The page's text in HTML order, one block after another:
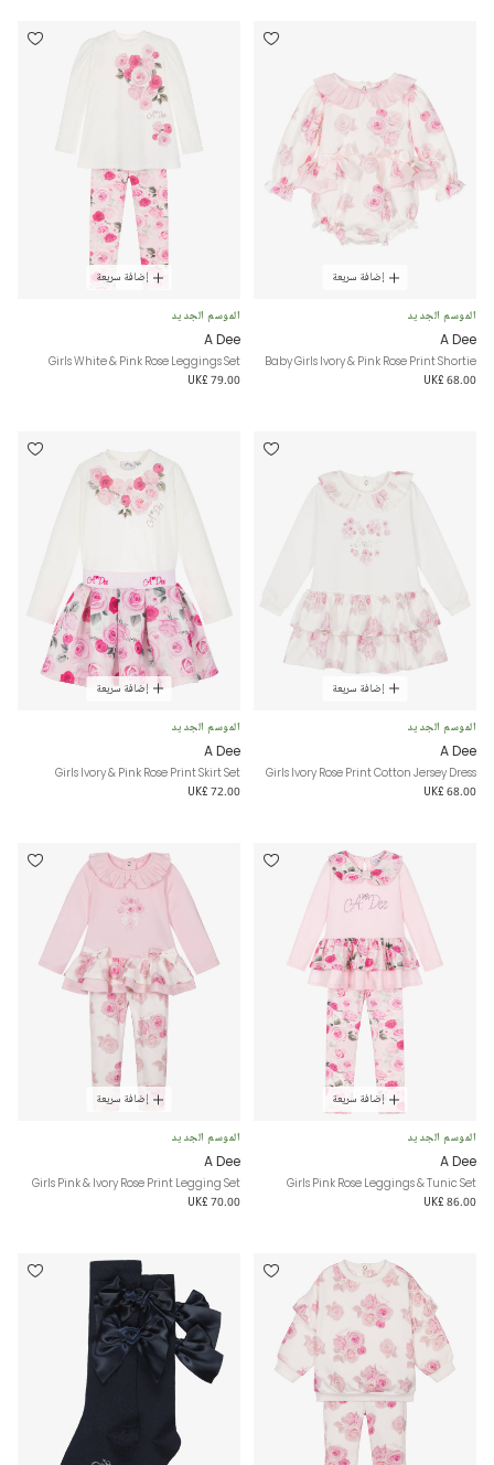
إضافة سريعة
الموسم الجديد
A Dee
Baby Girls Ivory & Pink Rose Print Shortie
UK£ 68.00
إضافة سريعة
الموسم الجديد
A Dee
Girls White & Pink Rose Leggings Set
UK£ 79.00
إضافة سريعة
الموسم الجديد
A Dee
Girls Ivory Rose Print Cotton Jersey Dress
UK£ 68.00
إضافة سريعة
الموسم الجديد
A Dee
Girls Ivory & Pink Rose Print Skirt Set
UK£ 72.00
إضافة سريعة
الموسم الجديد
A Dee
Girls Pink Rose Leggings & Tunic Set
UK£ 86.00
إضافة سريعة
الموسم الجديد
A Dee
Girls Pink & Ivory Rose Print Legging Set
UK£ 70.00